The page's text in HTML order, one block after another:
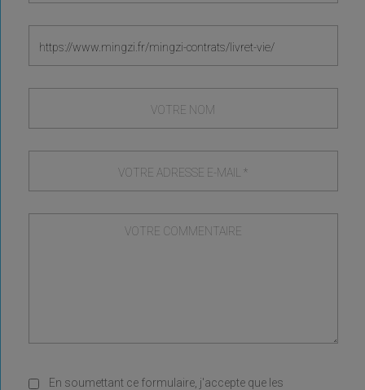
En soumettant ce formulaire, j'accepte que les